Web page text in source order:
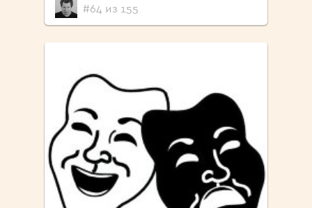
#64 из 155